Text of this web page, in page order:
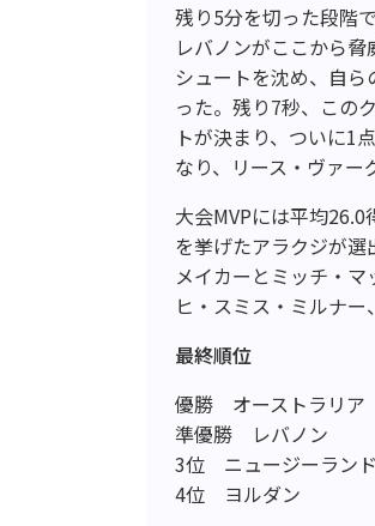
残り5分を切った段階
レバノンがここから
シュートを沈め、自
った。残り7秒、この
トが決まり、ついに1
なり、リース・ヴァー
大会MVPには平均
を挙げたアラクジが選
メイカーとミッチ・
ヒ・スミス・ミルナー
最終順位
優勝 オーストラリア
準優勝 レバノン
3位 ニュージーランド
4位 ヨルダン